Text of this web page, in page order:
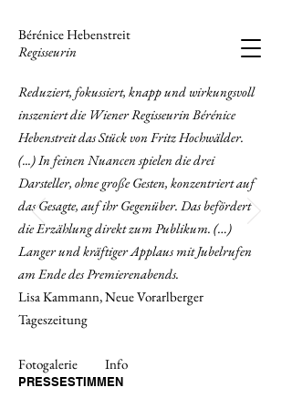
Bérénice Hebenstreit
Regisseurin
Reduziert, fokussiert, knapp und wirkungsvoll
inszeniert die Wiener Regisseurin Bérénice
Hebenstreit das Stück von Fritz Hochwälder.​
(...) In feinen Nuancen spielen die drei
Darsteller, ohne große Gesten, konzentriert auf
das Gesagte, auf ihr Gegenüber. Das befördert
die Erzählung direkt zum Publikum. (…)
Langer und kräftiger Applaus mit Jubelrufen
am Ende des Premierenabends.
Lisa Kammann, Neue Vorarlberger
Tageszeitung
Fotogalerie Info
PRESSESTIMMEN